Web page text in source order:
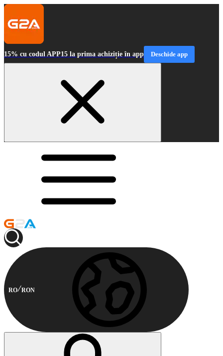
15% cu codul APP15 la prima achiziție în app Deschide app
RO RON